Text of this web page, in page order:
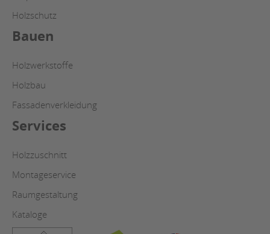
Holzschutz
Bauen
Holzwerkstoffe
Holzbau
Fassadenverkleidung
Services
Holzzuschnitt
Montageservice
Raumgestaltung
Kataloge